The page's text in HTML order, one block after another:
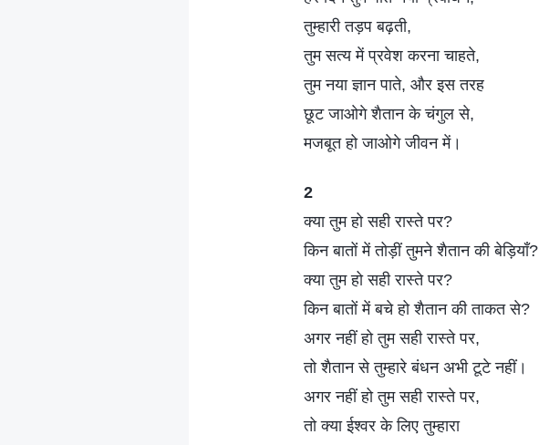
तुम्हारी तड़प बढ़ती,
तुम सत्य में प्रवेश करना चाहते,
तुम नया ज्ञान पाते, और इस तरह
छूट जाओगे शैतान के चंगुल से,
मजबूत हो जाओगे जीवन में।
2
क्या तुम हो सही रास्ते पर?
किन बातों में तोड़ीं तुमने शैतान की बेड़ियाँ?
क्या तुम हो सही रास्ते पर?
किन बातों में बचे हो शैतान की ताकत से?
अगर नहीं हो तुम सही रास्ते पर,
तो शैतान से तुम्हारे बंधन अभी टूटे नहीं।
अगर नहीं हो तुम सही रास्ते पर,
तो क्या ईश्वर के लिए तुम्हारा